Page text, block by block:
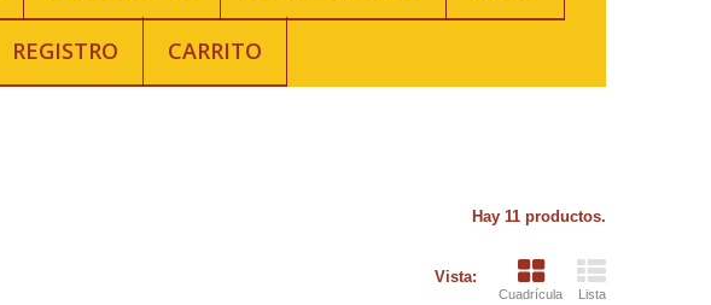
REGISTRO CARRITO
Hay 11 productos.
Vista:
Cuadrícula Lista